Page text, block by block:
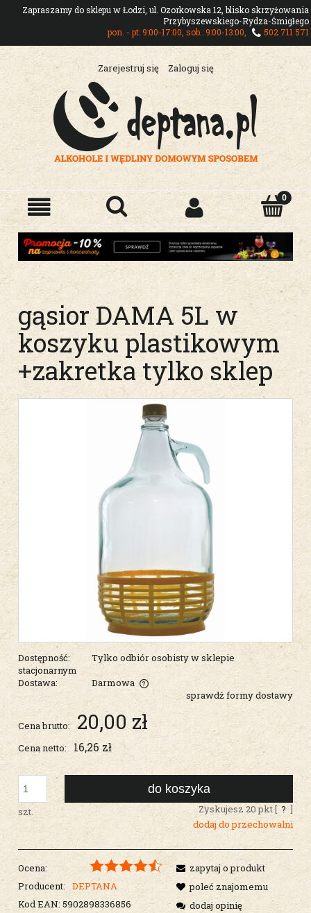
Zapraszamy do sklepu w Łodzi, ul. Ozorkowska 12, blisko skrzyżowania
Przybyszewskiego-Rydza-Śmigłego
pon. - pt: 9:00-17:00, sob.: 9:00-13:00,
502 711 571
Zarejestruj się Zaloguj się
gąsior DAMA 5L w
koszyku plastikowym
+zakretka tylko sklep
Dostępność:
Tylko odbiór osobisty w sklepie
stacjonarnym
Dostawa:
Darmowa
Cena nie zawiera ewentualnych kosztów płatności
sprawdź formy dostawy
Cena brutto: 20,00 zł
Cena netto: 16,26 zł
szt.
do koszyka
Zyskujesz 20pkt [ ? ]
dodaj do przechowalni
Ocena:
Producent:
DEPTANA
Kod EAN: 5902898336856
zapytaj o produkt
poleć znajomemu
dodaj opinię